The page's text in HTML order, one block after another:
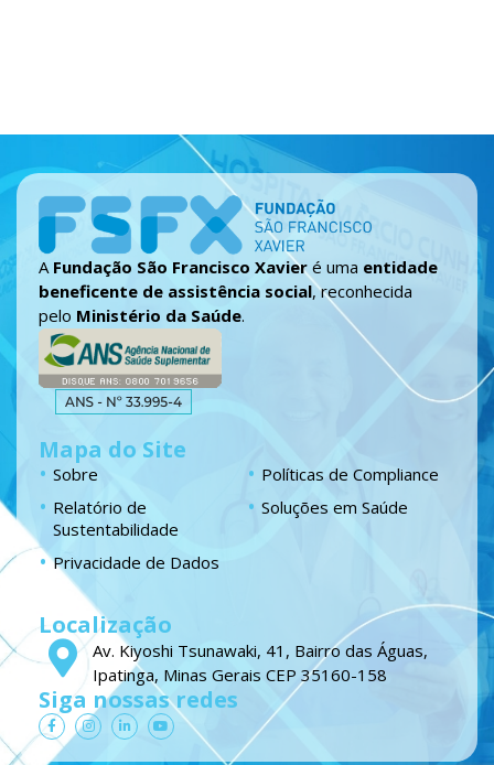
A Fundação São Francisco Xavier é uma entidade
beneficente de assistência social, reconhecida
pelo Ministério da Saúde.
Mapa do Site
Sobre
Políticas de Compliance
Relatório de
Sustentabilidade
Soluções em Saúde
Privacidade de Dados
Localização
Av. Kiyoshi Tsunawaki, 41, Bairro das Águas,
Ipatinga, Minas Gerais CEP 35160-158
Siga nossas redes
F
a
c
e
I
n
s
t
L
i
n
k
Y
o
u
t